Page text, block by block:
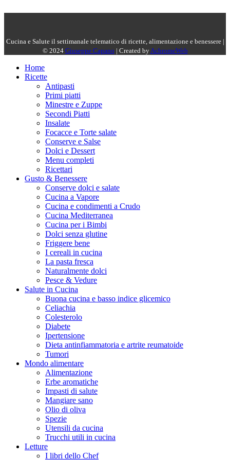
Cucina e Salute il settimanale telematico di ricette, alimentazione e benessere |
© 2024 Giuseppe Capano | Created by AchromeWeb
Home
Ricette
Antipasti
Primi piatti
Minestre e Zuppe
Secondi Piatti
Insalate
Focacce e Torte salate
Conserve e Salse
Dolci e Dessert
Menu completi
Ricettari
Gusto & Benessere
Conserve dolci e salate
Cucina a Vapore
Cucina e condimenti a Crudo
Cucina Mediterranea
Cucina per i Bimbi
Dolci senza glutine
Friggere bene
I cereali in cucina
La pasta fresca
Naturalmente dolci
Pesce & Vedure
Salute in Cucina
Buona cucina e basso indice glicemico
Celiachia
Colesterolo
Diabete
Ipertensione
Dieta antinfiammatoria e artrite reumatoide
Tumori
Mondo alimentare
Alimentazione
Erbe aromatiche
Impasti di salute
Mangiare sano
Olio di oliva
Spezie
Utensili da cucina
Trucchi utili in cucina
Letture
I libri dello Chef